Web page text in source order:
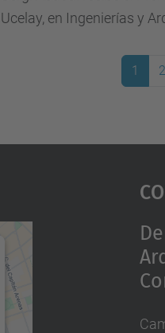
Ucelay, en Ingenierías y
1 2